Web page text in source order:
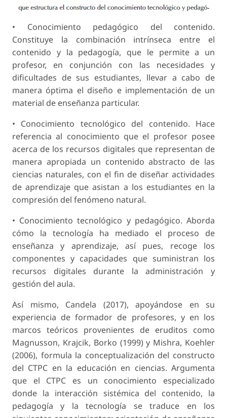
• Conocimiento pedagógico del contenido.
Constituye la combinación intrínseca entre el
contenido y la pedagogía, que le permite a un
profesor, en conjunción con las necesidades y
dificultades de sus estudiantes, llevar a cabo de
manera óptima el diseño e implementación de un
material de enseñanza particular.
• Conocimiento tecnológico del contenido. Hace
referencia al conocimiento que el profesor posee
acerca de los recursos digitales que representan de
manera apropiada un contenido abstracto de las
ciencias naturales, con el fin de diseñar actividades
de aprendizaje que asistan a los estudiantes en la
compresión del fenómeno natural.
• Conocimiento tecnológico y pedagógico. Aborda
cómo la tecnología ha mediado el proceso de
enseñanza y aprendizaje, así pues, recoge los
componentes y capacidades que suministran los
recursos digitales durante la administración y
gestión del aula.
Así mismo, Candela (2017), apoyándose en su
experiencia de formador de profesores, y en los
marcos teóricos provenientes de eruditos como
Magnusson, Krajcik, Borko (1999) y Mishra, Koehler
(2006), formula la conceptualización del constructo
del CTPC en la educación en ciencias. Argumenta
que el CTPC es un conocimiento especializado
donde la interacción sistémica del contenido, la
pedagogía y la tecnología se traduce en los